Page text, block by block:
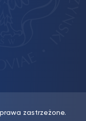
zastrzeżone.